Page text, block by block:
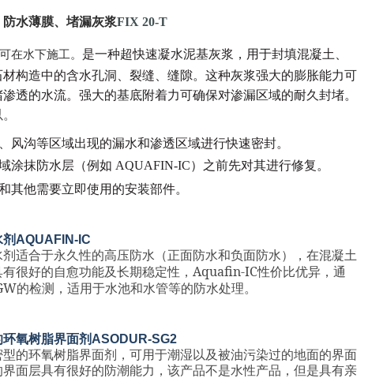
水薄膜、堵漏灰浆FIX 20-T
在水下施工。 是一种超快速凝水泥基灰浆，用于封填混凝土、
构造中的含水孔洞、裂缝、缝隙。这种灰浆强大的膨胀能力可
透的水流。强大的基底附着力可确保对渗漏区域的耐久封堵。
风沟等区域出现的漏水和渗透区域进行快速密封。
涂抹防水层（例如 AQUAFIN-IC）之前先对其进行修复。
其他需要立即使用的安装部件。
AQUAFIN-IC
适合于永久性的高压防水（正面防水和负面防水），在混凝土
很好的自愈功能及长期稳定性， Aquafin-IC性价比优异，通
的检测，适用于水池和水管等的防水处理。
氧树脂界面剂 ASODUR-SG2
的环氧树脂界面剂，可用于潮湿以及被油污染过的地面的界面
面层具有很好的防潮能力，该产品不是水性产品，但是具有亲